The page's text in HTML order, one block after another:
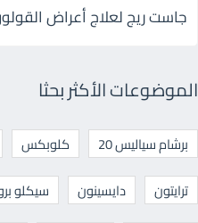
جاست ريج لعلاج أعراض
الموضوعات الأكثر بحثا
برشام سياليس 20 كلوبكس
ترايتون
دايسينون سيكلو